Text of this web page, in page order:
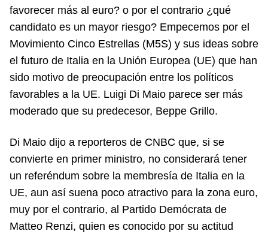
favorecer más al euro? o por el contrario ¿qué
candidato es un mayor riesgo? Empecemos por el
Movimiento Cinco Estrellas (M5S) y sus ideas sobre
el futuro de Italia en la Unión Europea (UE) que han
sido motivo de preocupación entre los políticos
favorables a la UE. Luigi Di Maio parece ser más
moderado que su predecesor, Beppe Grillo.
Di Maio dijo a reporteros de CNBC que, si se
convierte en primer ministro, no considerará tener
un referéndum sobre la membresía de Italia en la
UE, aun así suena poco atractivo para la zona euro,
muy por el contrario, al Partido Demócrata de
Matteo Renzi, quien es conocido por su actitud